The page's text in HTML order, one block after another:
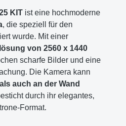
KIT ist eine hochmoderne
, die speziell für den
wurde. Mit einer
von 2560 x 1440
scharfe Bilder und eine
Die Kamera kann
auch an der Wand
durch ihr elegantes,
Format.